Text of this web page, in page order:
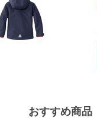
おすすめ商品